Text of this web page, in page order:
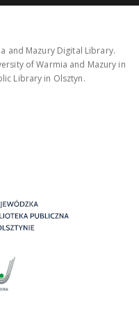
and Mazury Digital Library.
of Warmia and Mazury in
Library in Olsztyn.